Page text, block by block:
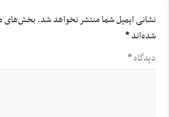
نشانی ایمیل شما منتشر نخواهد شد.بخش‌های
شده‌اند*
دیدگاه*